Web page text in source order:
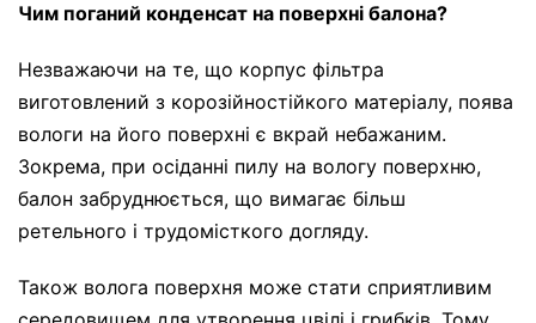
Чим поганий конденсат на поверхні балона?
Незважаючи на те, що корпус фільтра
виготовлений з корозійностійкого матеріалу, поява
вологи на його поверхні є вкрай небажаним.
Зокрема, при осіданні пилу на вологу поверхню,
балон забруднюється, що вимагає більш
ретельного і трудомісткого догляду.
Також волога поверхня може стати сприятливим